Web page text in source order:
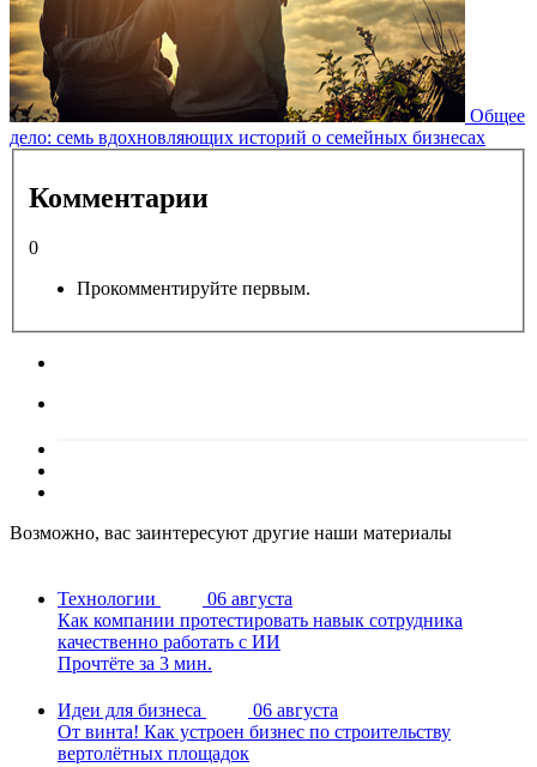
Общее
дело: семь вдохновляющих историй о семейных бизнесах
Комментарии
0
Прокомментируйте первым.
Возможно, вас заинтересуют другие наши материалы
Технологии
06 августа
Как компании протестировать навык сотрудника
качественно работать с ИИ
Прочтёте за 3 мин.
Идеи для бизнеса
06 августа
От винта! Как устроен бизнес по строительству
вертолётных площадок